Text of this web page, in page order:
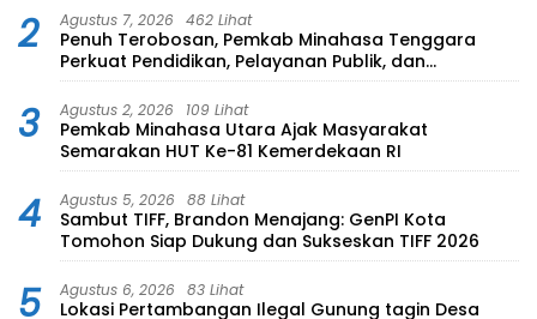
2 Agustus 7, 2026 462 Lihat
Penuh Terobosan, Pemkab Minahasa Tenggara
Perkuat Pendidikan, Pelayanan Publik, dan
Kesehatan
3 Agustus 2, 2026 109 Lihat
Pemkab Minahasa Utara Ajak Masyarakat
Semarakan HUT Ke-81 Kemerdekaan RI
4 Agustus 5, 2026 88 Lihat
Sambut TIFF, Brandon Menajang: ​GenPI Kota
Tomohon Siap Dukung dan Sukseskan TIFF 2026
5 Agustus 6, 2026 83 Lihat
Lokasi Pertambangan Ilegal Gunung tagin Desa